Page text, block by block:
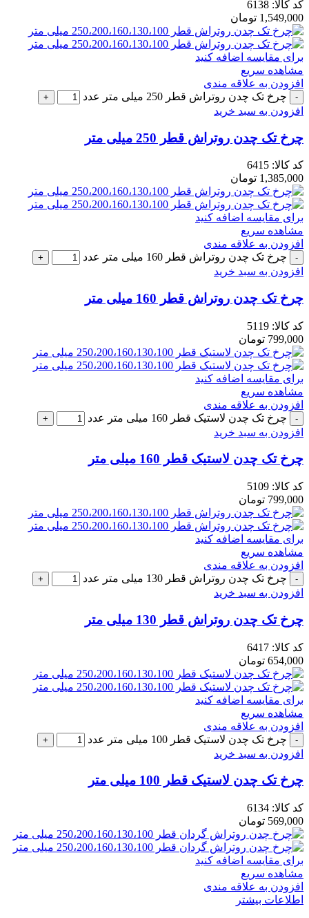
کد کالا: 6138
1,549,000 تومان
برای مقایسه اضافه کنید
مشاهده سریع
افزودن به علاقه مندی
چرخ تک چدن روتراش قطر 250 میلی متر عدد
افزودن به سبد خرید
چرخ تک چدن روتراش قطر 250 میلی متر
کد کالا: 6415
1,385,000 تومان
برای مقایسه اضافه کنید
مشاهده سریع
افزودن به علاقه مندی
چرخ تک چدن روتراش قطر 160 میلی متر عدد
افزودن به سبد خرید
چرخ تک چدن روتراش قطر 160 میلی متر
کد کالا: 5119
799,000 تومان
برای مقایسه اضافه کنید
مشاهده سریع
افزودن به علاقه مندی
چرخ تک چدن لاستیک قطر 160 میلی متر عدد
افزودن به سبد خرید
چرخ تک چدن لاستیک قطر 160 میلی متر
کد کالا: 5109
799,000 تومان
برای مقایسه اضافه کنید
مشاهده سریع
افزودن به علاقه مندی
چرخ تک چدن روتراش قطر 130 میلی متر عدد
افزودن به سبد خرید
چرخ تک چدن روتراش قطر 130 میلی متر
کد کالا: 6417
654,000 تومان
برای مقایسه اضافه کنید
مشاهده سریع
افزودن به علاقه مندی
چرخ تک چدن لاستیک قطر 100 میلی متر عدد
افزودن به سبد خرید
چرخ تک چدن لاستیک قطر 100 میلی متر
کد کالا: 6134
569,000 تومان
برای مقایسه اضافه کنید
مشاهده سریع
افزودن به علاقه مندی
اطلاعات بیشتر